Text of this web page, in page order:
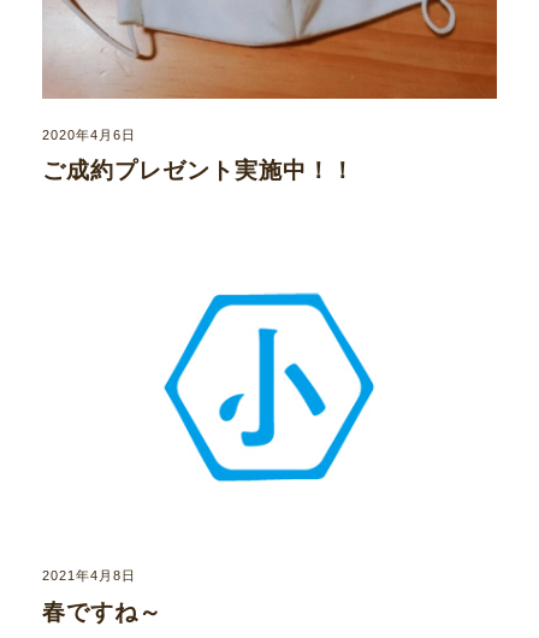
2020年4月6日
ご成約プレゼント実施中！！
2021年4月8日
春ですね～